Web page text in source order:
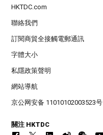
HKTDC.com
聯絡我們
訂閱商貿全接觸電郵通訊
字體大小
私隱政策聲明
網站導航
京公网安备 11010102003523号
關注 HKTDC